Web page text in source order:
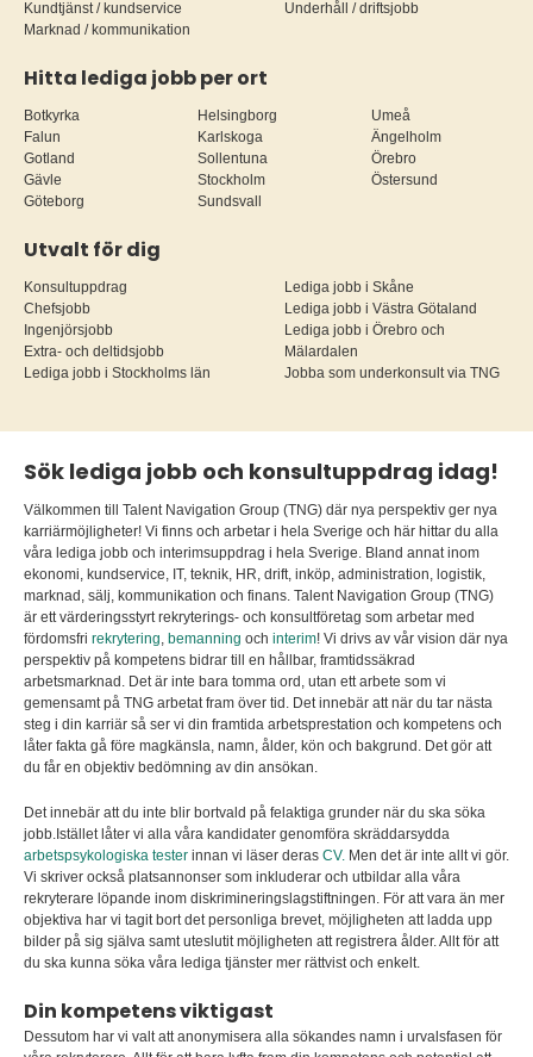
Kundtjänst / kundservice
Marknad / kommunikation
Underhåll / driftsjobb
Hitta lediga jobb per ort
Botkyrka
Falun
Gotland
Gävle
Göteborg
Helsingborg
Karlskoga
Sollentuna
Stockholm
Sundsvall
Umeå
Ängelholm
Örebro
Östersund
Utvalt för dig
Konsultuppdrag
Chefsjobb
Ingenjörsjobb
Extra- och deltidsjobb
Lediga jobb i Stockholms län
Lediga jobb i Skåne
Lediga jobb i Västra Götaland
Lediga jobb i Örebro och
Mälardalen
Jobba som underkonsult via TNG
Sök lediga jobb och konsultuppdrag idag!
Välkommen till Talent Navigation Group (TNG) där nya perspektiv ger nya
karriärmöjligheter! Vi finns och arbetar i hela Sverige och här hittar du alla
våra lediga jobb och interimsuppdrag i hela Sverige. Bland annat inom
ekonomi, kundservice, IT, teknik, HR, drift, inköp, administration, logistik,
marknad, sälj, kommunikation och finans. Talent Navigation Group (TNG)
är ett värderingsstyrt rekryterings- och konsultföretag som arbetar med
fördomsfri rekrytering, bemanning och interim! Vi drivs av vår vision där nya
perspektiv på kompetens bidrar till en hållbar, framtidssäkrad
arbetsmarknad. Det är inte bara tomma ord, utan ett arbete som vi
gemensamt på TNG arbetat fram över tid. Det innebär att när du tar nästa
steg i din karriär så ser vi din framtida arbetsprestation och kompetens och
låter fakta gå före magkänsla, namn, ålder, kön och bakgrund. Det gör att
du får en objektiv bedömning av din ansökan.
Det innebär att du inte blir bortvald på felaktiga grunder när du ska söka
jobb.Istället låter vi alla våra kandidater genomföra skräddarsydda
arbetspsykologiska tester innan vi läser deras CV. Men det är inte allt vi gör.
Vi skriver också platsannonser som inkluderar och utbildar alla våra
rekryterare löpande inom diskrimineringslagstiftningen. För att vara än mer
objektiva har vi tagit bort det personliga brevet, möjligheten att ladda upp
bilder på sig själva samt uteslutit möjligheten att registrera ålder. Allt för att
du ska kunna söka våra lediga tjänster mer rättvist och enkelt.
Din kompetens viktigast
Dessutom har vi valt att anonymisera alla sökandes namn i urvalsfasen för